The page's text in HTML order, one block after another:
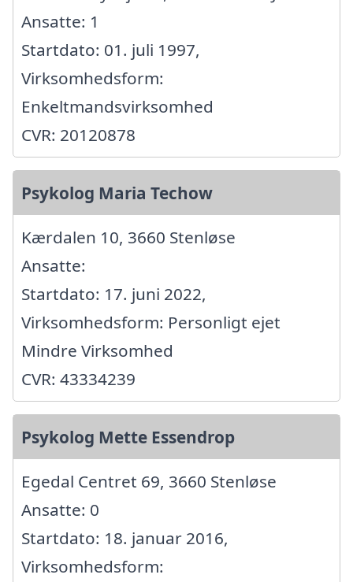
Ansatte: 1
Startdato: 01. juli 1997,
Virksomhedsform:
Enkeltmandsvirksomhed
CVR: 20120878
Psykolog Maria Techow
Kærdalen 10, 3660 Stenløse
Ansatte:
Startdato: 17. juni 2022,
Virksomhedsform: Personligt ejet
Mindre Virksomhed
CVR: 43334239
Psykolog Mette Essendrop
Egedal Centret 69, 3660 Stenløse
Ansatte: 0
Startdato: 18. januar 2016,
Virksomhedsform: